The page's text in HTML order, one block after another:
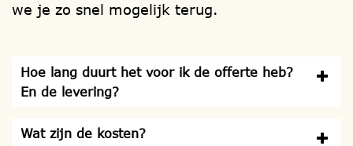
we je zo snel mogelijk terug.
Hoe lang duurt het voor ik de offerte heb?
En de levering?
Wat zijn de kosten?